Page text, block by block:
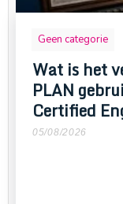
Geen categorie
Wat is het
PLAN
Certified
05/08/2026